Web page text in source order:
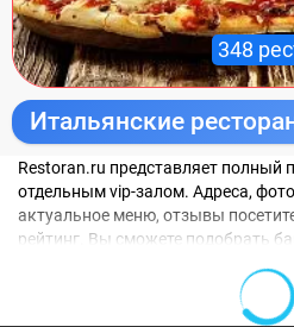
348
Итальянские
Restoran.ru представляет полный
отдельным vip-залом. Адреса,
актуальное меню, отзывы
рейтинг. Вы сможете подобрать
банкетные залы с отдельным vip-